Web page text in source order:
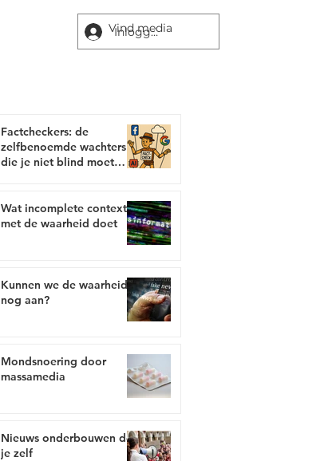
Inloggen
Factcheckers: de
zelfbenoemde wachters
die je niet blind moet
Wat incomplete context
met de waarheid doet
Kunnen we de waarheid
nog aan?
Mondsnoering door
massamedia
Nieuws onderbouwen doe
je zelf